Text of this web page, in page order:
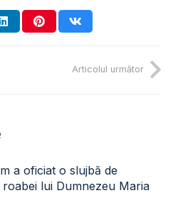
Articolul următor
a oficiat o slujbă de
lui Dumnezeu Maria